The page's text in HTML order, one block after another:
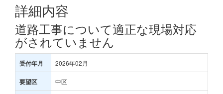
詳細内容
道路工事について適正な現場対応
がされていません
受付年月 2026年02月
要望区 中区